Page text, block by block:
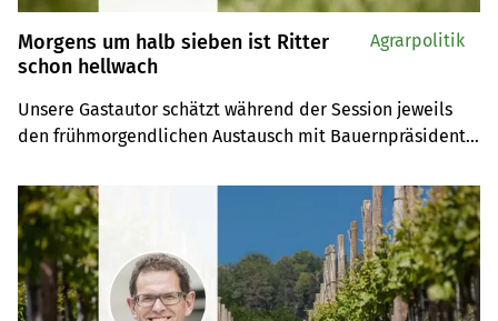
Morgens um halb sieben ist Ritter
schon hellwach
Unsere Gastautor schätzt während der Session jeweils
den frühmorgendlichen Austausch mit Bauernpräsident
wie etwa nachdem das Parlament über die BVG-Reform
abgestimmt hatte.
Agrarpolitik